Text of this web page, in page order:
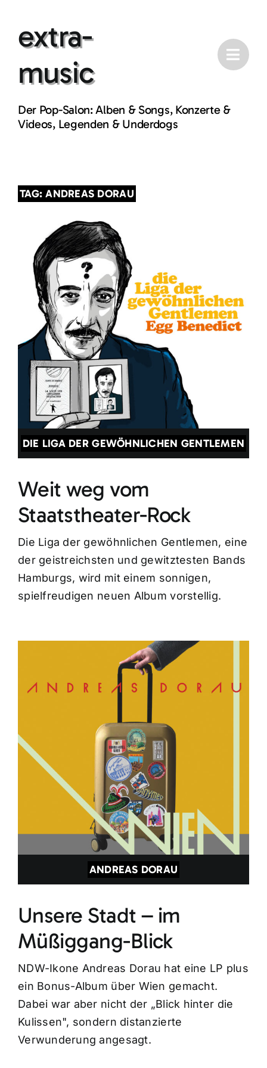
contentextra-
music
Der Pop-Salon: Alben & Songs, Konzerte &
Videos, Legenden & Underdogs
TAG: ANDREAS DORAU
DIE LIGA DER GEWÖHNLICHEN GENTLEMEN
Weit weg vom
Staatstheater-Rock
Die Liga der gewöhnlichen Gentlemen, eine
der geistreichsten und gewitztesten Bands
Hamburgs, wird mit einem sonnigen,
spielfreudigen neuen Album vorstellig.
ANDREAS DORAU
Unsere Stadt – im
Müßiggang-Blick
NDW-Ikone Andreas Dorau hat eine LP plus
ein Bonus-Album über Wien gemacht.
Dabei war aber nicht der „Blick hinter die
Kulissen", sondern distanzierte
Verwunderung angesagt.